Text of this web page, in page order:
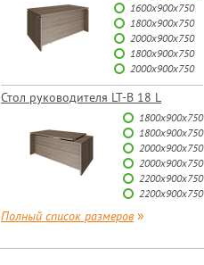
1600х900х750
1800х900х750
2000х900х750
1800x900x750
2000x900x750
Стол руководителя LT-В 18 L
1800х900х750
1800х900х750
2000х900х750
2000х900х750
2200х900х750
2200х900х750
Полный список размеров »